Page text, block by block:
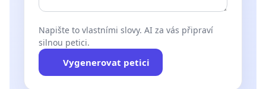
Napište to vlastními slovy. AI za vás připraví
silnou petici.
Vygenerovat petici